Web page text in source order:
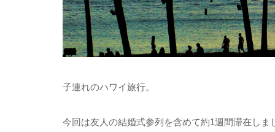
子連れのハワイ旅行。
今回は友人の結婚式参列を含めて約1週間滞在し